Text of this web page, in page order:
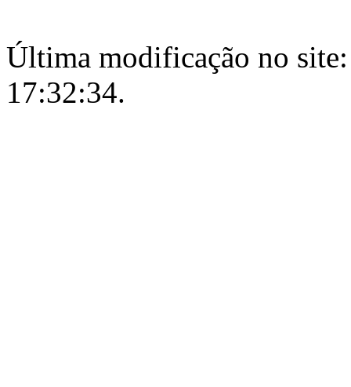
Última modificação no
17:32:34.